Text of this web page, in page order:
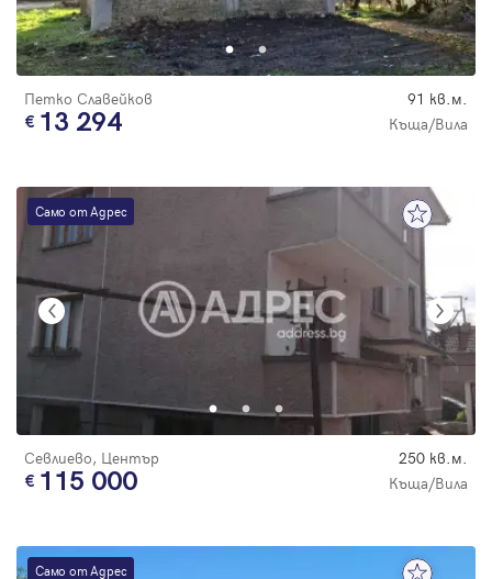
Петко Славейков 91 кв.м.
13 294 Къща/Вила
Само от Адрес
Севлиево, Център 250 кв.м.
115 000 Къща/Вила
Само от Адрес
Парола